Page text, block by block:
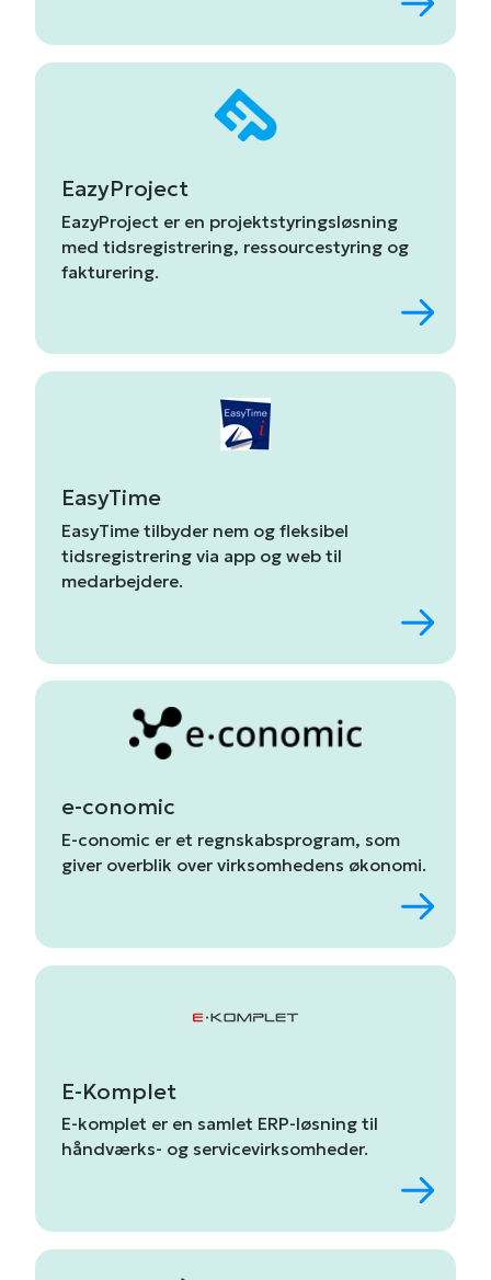
EazyProject
EazyProject er en projektstyringsløsning
med tidsregistrering, ressourcestyring og
fakturering.
EasyTime
EasyTime tilbyder nem og fleksibel
tidsregistrering via app og web til
medarbejdere.
e-conomic
E-conomic er et regnskabsprogram, som
giver overblik over virksomhedens økonomi.
E-Komplet
E-komplet er en samlet ERP-løsning til
håndværks- og servicevirksomheder.